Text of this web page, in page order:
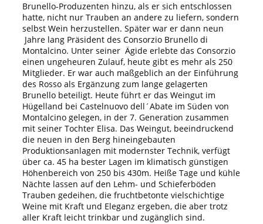
Brunello-Produzenten hinzu, als er sich entschlossen
hatte, nicht nur Trauben an andere zu liefern, sondern
selbst Wein herzustellen. Später war er dann neun
Jahre lang Präsident des Consorzio Brunello di
Montalcino. Unter seiner Ägide erlebte das Consorzio
einen ungeheuren Zulauf, heute gibt es mehr als 250
Mitglieder. Er war auch maßgeblich an der Einführung
des Rosso als Ergänzung zum lange gelagerten
Brunello beteiligt. Heute führt er das Weingut im
Hügelland bei Castelnuovo dell´Abate im Süden von
Montalcino gelegen, in der 7. Generation zusammen
mit seiner Tochter Elisa. Das Weingut, beeindruckend
die neuen in den Berg hineingebauten
Produktionsanlagen mit modernster Technik, verfügt
über ca. 45 ha bester Lagen im klimatisch günstigen
Höhenbereich von 250 bis 430m. Heiße Tage und kühle
Nächte lassen auf den Lehm- und Schieferböden
Trauben gedeihen, die fruchtbetonte vielschichtige
Weine mit Kraft und Eleganz ergeben, die aber trotz
aller Kraft leicht trinkbar und zugänglich sind.